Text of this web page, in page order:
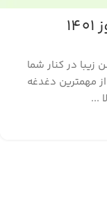
در کنار شما
مهمترین دغدغه
...